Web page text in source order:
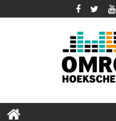
naar